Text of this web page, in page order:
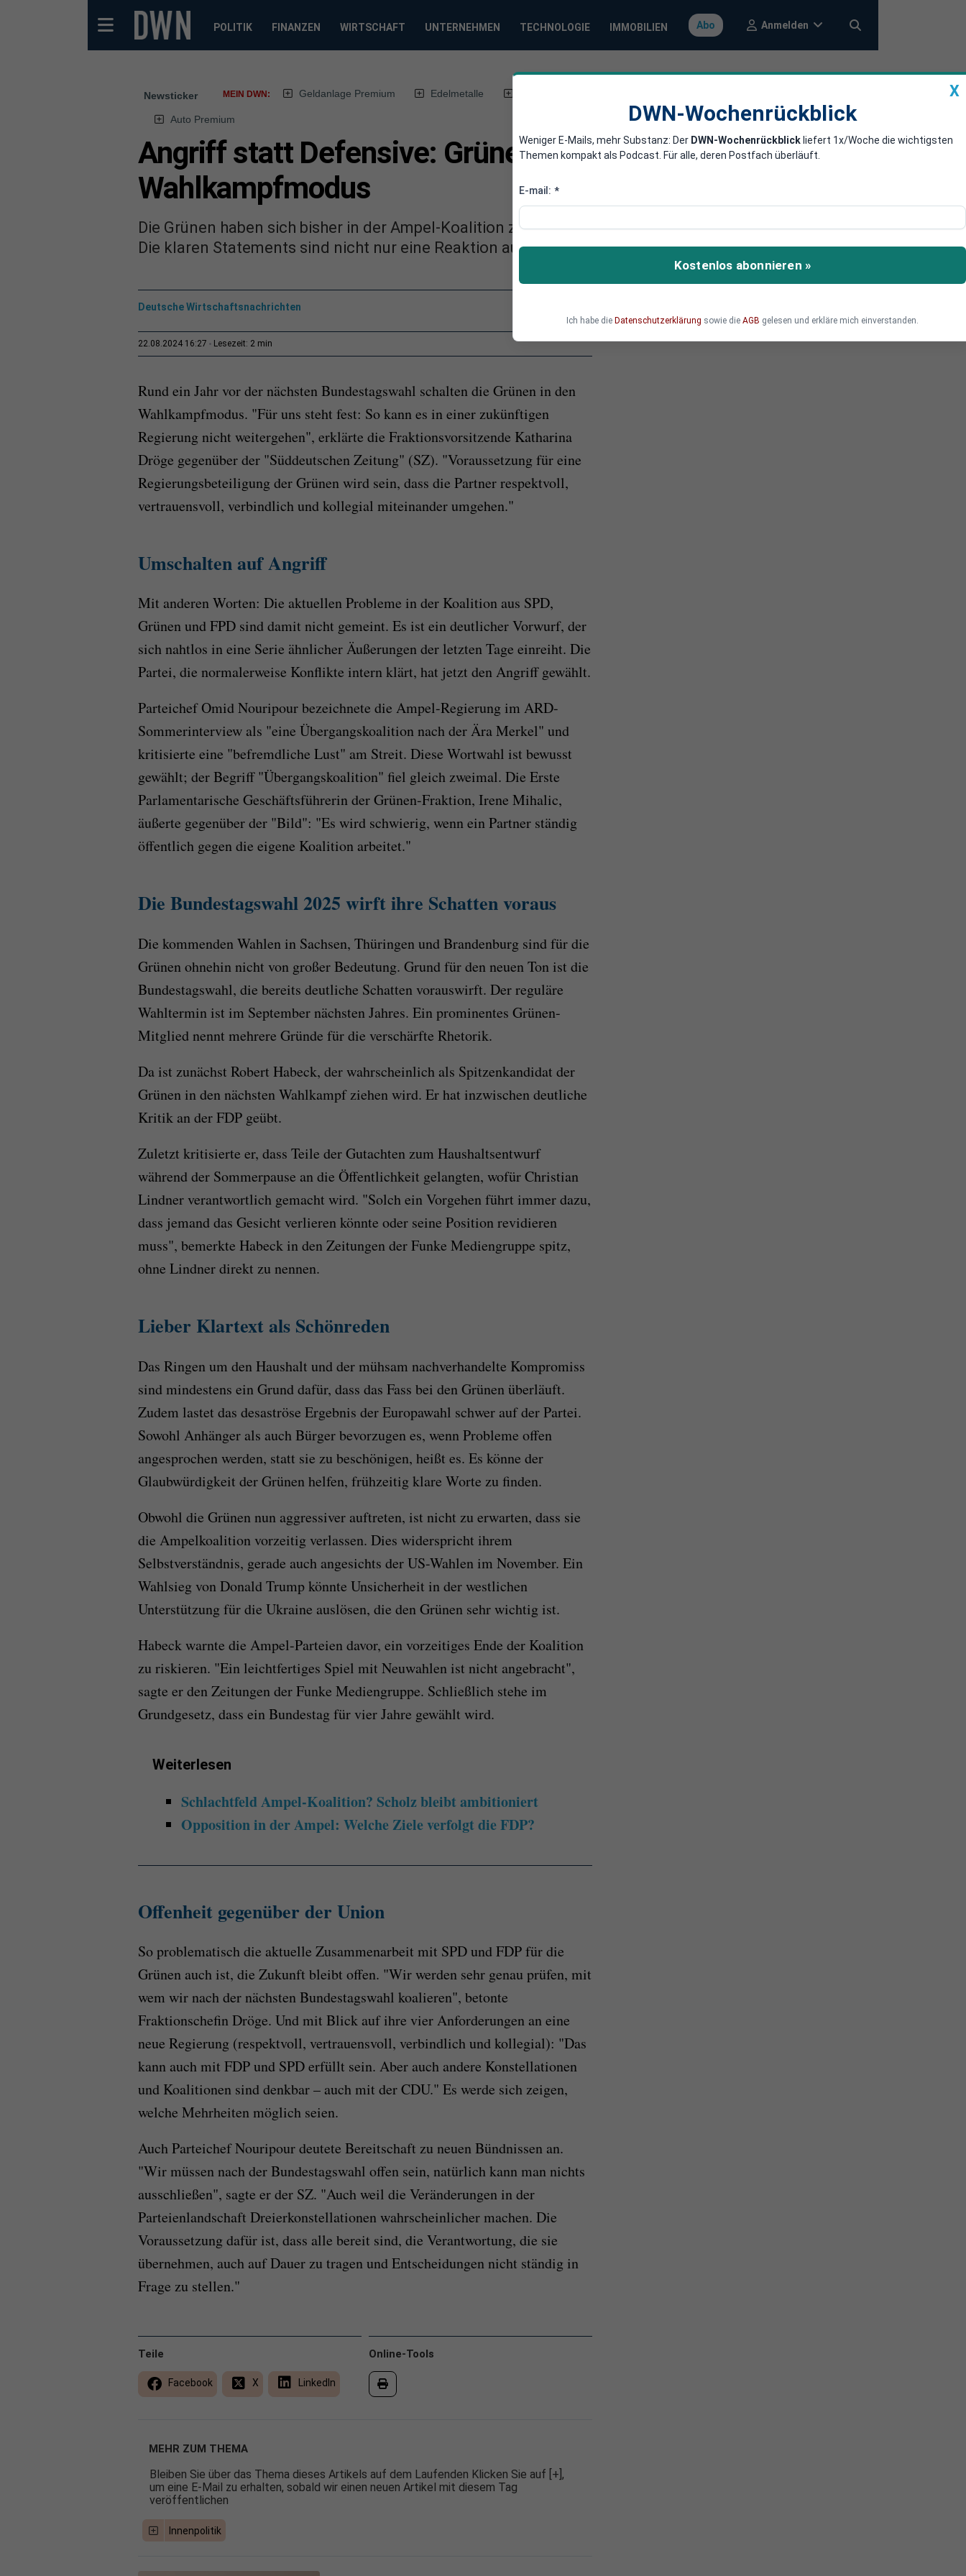
POLITIK FINANZEN WIRTSCHAFT UNTERNEHMEN TECHNOLOGIE IMMOBILIEN Abo Anmelden
Newsticker MEIN DWN: Geldanlage Premium Edelmetalle
Auto Premium
Angriff statt Defensive: Grüne schalten in den
Wahlkampfmodus
Die Grünen haben sich bisher in der Ampel-Koalition zurückgehalten, doch das ändert sich nun.
Die klaren Statements sind nicht nur eine Reaktion auf den Schock bei der Europawahl.
Deutsche Wirtschaftsnachrichten
22.08.2024 16:27 Lesezeit: 2 min
Rund ein Jahr vor der nächsten Bundestagswahl schalten die Grünen in den
Wahlkampfmodus. "Für uns steht fest: So kann es in einer zukünftigen
Regierung nicht weitergehen", erklärte die Fraktionsvorsitzende Katharina
Dröge gegenüber der "Süddeutschen Zeitung" (SZ). "Voraussetzung für eine
Regierungsbeteiligung der Grünen wird sein, dass die Partner respektvoll,
vertrauensvoll, verbindlich und kollegial miteinander umgehen."
Umschalten auf Angriff
Mit anderen Worten: Die aktuellen Probleme in der Koalition aus SPD,
Grünen und FPD sind damit nicht gemeint. Es ist ein deutlicher Vorwurf, der
sich nahtlos in eine Serie ähnlicher Äußerungen der letzten Tage einreiht. Die
Partei, die normalerweise Konflikte intern klärt, hat jetzt den Angriff gewählt.
Parteichef Omid Nouripour bezeichnete die Ampel-Regierung im ARD-
Sommerinterview als "eine Übergangskoalition nach der Ära Merkel" und
kritisierte eine "befremdliche Lust" am Streit. Diese Wortwahl ist bewusst
gewählt; der Begriff "Übergangskoalition" fiel gleich zweimal. Die Erste
Parlamentarische Geschäftsführerin der Grünen-Fraktion, Irene Mihalic,
äußerte gegenüber der "Bild": "Es wird schwierig, wenn ein Partner ständig
öffentlich gegen die eigene Koalition arbeitet."
Die Bundestagswahl 2025 wirft ihre Schatten voraus
Die kommenden Wahlen in Sachsen, Thüringen und Brandenburg sind für die
Grünen ohnehin nicht von großer Bedeutung. Grund für den neuen Ton ist die
Bundestagswahl, die bereits deutliche Schatten vorauswirft. Der reguläre
Wahltermin ist im September nächsten Jahres. Ein prominentes Grünen-
Mitglied nennt mehrere Gründe für die verschärfte Rhetorik.
Da ist zunächst Robert Habeck, der wahrscheinlich als Spitzenkandidat der
Grünen in den nächsten Wahlkampf ziehen wird. Er hat inzwischen deutliche
Kritik an der FDP geübt.
Zuletzt kritisierte er, dass Teile der Gutachten zum Haushaltsentwurf
während der Sommerpause an die Öffentlichkeit gelangten, wofür Christian
Lindner verantwortlich gemacht wird. "Solch ein Vorgehen führt immer dazu,
dass jemand das Gesicht verlieren könnte oder seine Position revidieren
muss", bemerkte Habeck in den Zeitungen der Funke Mediengruppe spitz,
ohne Lindner direkt zu nennen.
Lieber Klartext als Schönreden
Das Ringen um den Haushalt und der mühsam nachverhandelte Kompromiss
sind mindestens ein Grund dafür, dass das Fass bei den Grünen überläuft.
Zudem lastet das desaströse Ergebnis der Europawahl schwer auf der Partei.
Sowohl Anhänger als auch Bürger bevorzugen es, wenn Probleme offen
angesprochen werden, statt sie zu beschönigen, heißt es. Es könne der
Glaubwürdigkeit der Grünen helfen, frühzeitig klare Worte zu finden.
Obwohl die Grünen nun aggressiver auftreten, ist nicht zu erwarten, dass sie
die Ampelkoalition vorzeitig verlassen. Dies widerspricht ihrem
Selbstverständnis, gerade auch angesichts der US-Wahlen im November. Ein
Wahlsieg von Donald Trump könnte Unsicherheit in der westlichen
Unterstützung für die Ukraine auslösen, die den Grünen sehr wichtig ist.
Habeck warnte die Ampel-Parteien davor, ein vorzeitiges Ende der Koalition
zu riskieren. "Ein leichtfertiges Spiel mit Neuwahlen ist nicht angebracht",
sagte er den Zeitungen der Funke Mediengruppe. Schließlich stehe im
Grundgesetz, dass ein Bundestag für vier Jahre gewählt wird.
Weiterlesen
Schlachtfeld Ampel-Koalition? Scholz bleibt ambitioniert
Opposition in der Ampel: Welche Ziele verfolgt die FDP?
Offenheit gegenüber der Union
So problematisch die aktuelle Zusammenarbeit mit SPD und FDP für die
Grünen auch ist, die Zukunft bleibt offen. "Wir werden sehr genau prüfen, mit
wem wir nach der nächsten Bundestagswahl koalieren", betonte
Fraktionschefin Dröge. Und mit Blick auf ihre vier Anforderungen an eine
neue Regierung (respektvoll, vertrauensvoll, verbindlich und kollegial): "Das
kann auch mit FDP und SPD erfüllt sein. Aber auch andere Konstellationen
und Koalitionen sind denkbar – auch mit der CDU." Es werde sich zeigen,
welche Mehrheiten möglich seien.
Auch Parteichef Nouripour deutete Bereitschaft zu neuen Bündnissen an.
"Wir müssen nach der Bundestagswahl offen sein, natürlich kann man nichts
ausschließen", sagte er der SZ. "Auch weil die Veränderungen in der
Parteienlandschaft Dreierkonstellationen wahrscheinlicher machen. Die
Voraussetzung dafür ist, dass alle bereit sind, die Verantwortung, die sie
übernehmen, auch auf Dauer zu tragen und Entscheidungen nicht ständig in
Frage zu stellen."
Online-Tools
Teile
Facebook X LinkedIn
MEHR ZUM THEMA
Bleiben Sie über das Thema dieses Artikels auf dem Laufenden Klicken Sie auf [+],
um eine E-Mail zu erhalten, sobald wir einen neuen Artikel mit diesem Tag
veröffentlichen
Innenpolitik
X
DWN-Wochenrückblick
Weniger E-Mails, mehr Substanz: Der DWN-Wochenrückblick liefert 1x/Woche die wichtigsten
Themen kompakt als Podcast. Für alle, deren Postfach überläuft.
E-mail: *
Kostenlos abonnieren »
Ich habe die Datenschutzerklärung sowie die AGB gelesen und erkläre mich einverstanden.